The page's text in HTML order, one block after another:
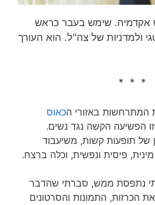
אקדמיה. שימש בעבר כראש
ולמדניות של צה"ל. הוא העורך
* * *
המתרחשות באזורי הכאוס
הפשיעה הקשה נגד נשים.
של תופעות קשות, משיעבוד
פיסית ונפשית, וכלה ברצח.
נתפסת ממש, סברתי שהדבר
הכרזות, התמונות והסרטונים